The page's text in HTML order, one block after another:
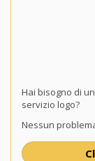
Hai bisogno di
servizio logo?
Nessun